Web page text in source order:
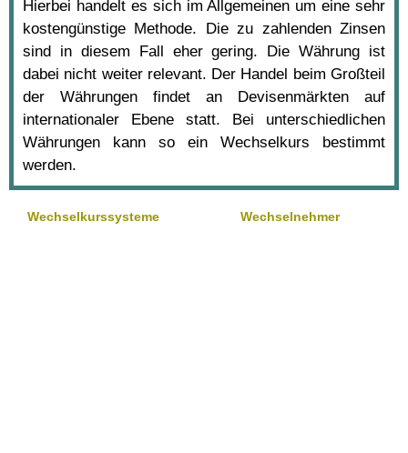
Hierbei handelt es sich im Allgemeinen um eine sehr
kostengünstige Methode. Die zu zahlenden Zinsen
sind in diesem Fall eher gering. Die Währung ist
dabei nicht weiter relevant. Der Handel beim Großteil
der Währungen findet an Devisenmärkten auf
internationaler Ebene statt. Bei unterschiedlichen
Währungen kann so ein Wechselkurs bestimmt
werden.
Wechselkurssysteme Wechselnehmer